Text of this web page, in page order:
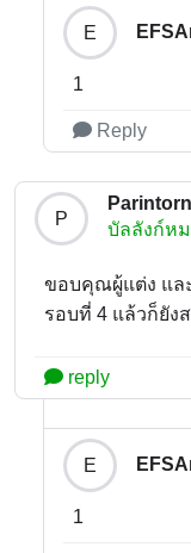
E
1
Reply
P
บัลลังก์ห
ขอบคุณผู้แต่ง แล
รอบที่ 4 แล้วก็ยัง
reply
E
1